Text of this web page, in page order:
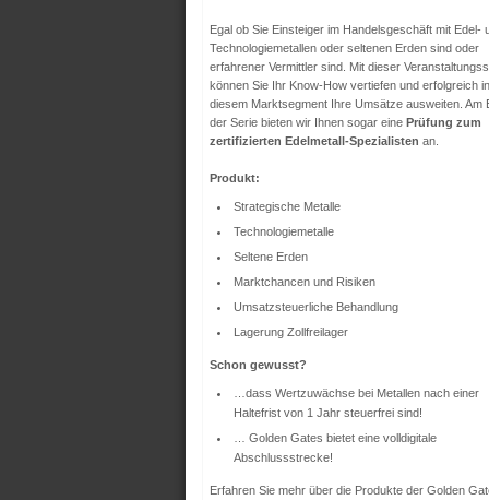
Egal ob Sie Einsteiger im Handelsgeschäft mit Edel-
Technologiemetallen oder seltenen Erden sind oder
erfahrener Vermittler sind. Mit dieser
können Sie Ihr Know-How vertiefen und erfolgreich in
diesem Marktsegment Ihre Umsätze ausweiten. Am
der Serie bieten wir Ihnen sogar eine Prüfung zum
zertifizierten Edelmetall-Spezialisten an.
Produkt:
Strategische Metalle
Technologiemetalle
Seltene Erden
Marktchancen und Risiken
Umsatzsteuerliche Behandlung
Lagerung Zollfreilager
Schon gewusst?
…dass Wertzuwächse bei Metallen nach einer
Haltefrist von 1 Jahr steuerfrei sind!
… Golden Gates bietet eine volldigitale
Abschlussstrecke!
Erfahren Sie mehr über die Produkte der Golden